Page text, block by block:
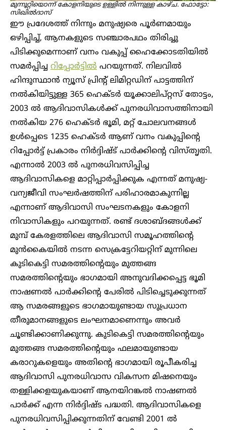
മുന്നൂറ്റിയൊന്ന് കോളനിയുടെ ഉള്ളിൽ നിന്നുള്ള കാഴ്ച. ഫോട്ടോ:
സിഖിൽദാസ്
ഈ പ്രദേശത്ത് നിന്നും മനുഷ്യരെ പൂർണമായും
ഒഴിപ്പിച്ച്, ആനകളുടെ സഞ്ചാരപഥം തിരിച്ചു
പിടിക്കുമെന്നാണ് വനം വകുപ്പ് ഹൈക്കോടതിയിൽ
സമർപ്പിച്ച റിപ്പോർട്ടിൽ പറയുന്നത്. നിലവിൽ
ഹിന്ദുസ്ഥാൻ ന്യൂസ് പ്രിന്റ് ലിമിറ്റഡിന് പാട്ടത്തിന്
നൽകിയിട്ടുള്ള 365 ഹെക്ടർ യൂക്കാലിപ്റ്റസ് തോട്ടം,
2003 ൽ ആദിവാസികൾക്ക് പുനരധിവാസത്തിനായി
നൽകിയ 276 ഹെക്ടർ ഭൂമി, മറ്റ് ചോലവനങ്ങൾ
ഉൾപ്പെടെ 1235 ഹെക്ടർ ആണ് വനം വകുപ്പിന്റെ
റിപ്പോർട്ട് പ്രകാരം നിർദ്ദിഷ്ട് പാർക്കിന്റെ വിസ്തൃതി.
എന്നാൽ 2003 ൽ പുനരധിവസിപ്പിച്ച
ആദിവാസികളെ മാറ്റിപ്പാർപ്പിക്കുക എന്നത് മനുഷ്യ-
വന്യജീവി സംഘർഷത്തിന് പരിഹാരമാകുന്നില്ല
എന്നാണ് ആദിവാസി സംഘടനകളും കോളനി
നിവാസികളും പറയുന്നത്. രണ്ട് ദശാബ്ദങ്ങൾക്ക്
മുമ്പ് കേരളത്തിലെ ആ​ദിവാസി സമൂഹത്തിന്റെ
മുൻകൈയിൽ നടന്ന സെക്രട്ടേറിയറ്റിന് മുന്നിലെ
കുടികെട്ടി സമരത്തിന്റെയും മുത്തങ്ങ
സമരത്തിന്റെയും ഭാ​ഗമായി അനുവദിക്കപ്പെട്ട ഭൂമി
നാഷണൽ പാർക്കിന്റെ പേരിൽ പിടിച്ചെടുക്കുന്നത്
ആ സമരങ്ങളുടെ ഭാ​ഗമായുണ്ടായ സുപ്രധാന
തീരുമാനങ്ങളുടെ ലംഘനമാണെന്നും അവർ
ചൂണ്ടിക്കാണിക്കുന്നു. കുടികെട്ടി സമരത്തിന്റെയും
മുത്തങ്ങ സമരത്തിന്റെയും ഫലമായുണ്ടായ
കരാറുകളെയും അതിന്റെ ഭാ​ഗമായി രൂപീകരിച്ച
ആദിവാസി പുനരധിവാസ വികസന മിഷനെയും
തള്ളിക്കളയുകയാണ് ആനയിറങ്കൽ നാഷണൽ
പാർക്ക് എന്ന നിർദ്ദിഷ്ട പദ്ധതി. ആദിവാസികളെ
പുനരധിവസിപ്പിക്കുന്നതിന് വേണ്ടി 2001 ൽ